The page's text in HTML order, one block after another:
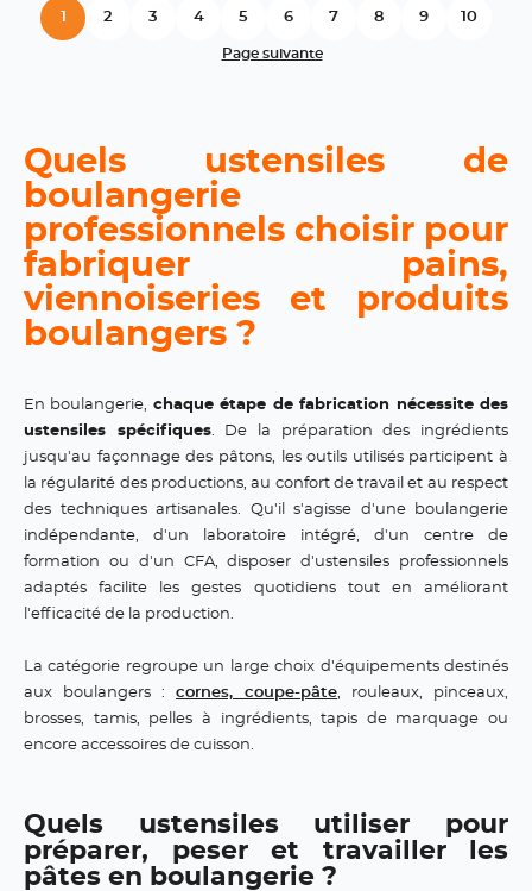
1 2 3 4 5 6 7 8 9 10
Page suivante
Quels ustensiles de
boulangerie
professionnels choisir pour
fabriquer pains,
viennoiseries et produits
boulangers ?
En boulangerie, chaque étape de fabrication nécessite des
ustensiles spécifiques. De la préparation des ingrédients
jusqu'au façonnage des pâtons, les outils utilisés participent à
la régularité des productions, au confort de travail et au respect
des techniques artisanales. Qu'il s'agisse d'une boulangerie
indépendante, d'un laboratoire intégré, d'un centre de
formation ou d'un CFA, disposer d'ustensiles professionnels
adaptés facilite les gestes quotidiens tout en améliorant
l'efficacité de la production.
La catégorie regroupe un large choix d'équipements destinés
aux boulangers : cornes, coupe-pâte, rouleaux, pinceaux,
brosses, tamis, pelles à ingrédients, tapis de marquage ou
encore accessoires de cuisson.
Quels ustensiles utiliser pour
préparer, peser et travailler les
pâtes en boulangerie ?